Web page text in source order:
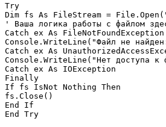
Try
Dim fs As FileStream =
' Ваша логика работы с файлом
Catch ex As FileNotFoundException
Console.WriteLine("Файл не
Catch ex As
Console.WriteLine("Нет доступа к
Catch ex As IOException
Finally
If fs IsNot Nothing Then
fs.Close()
End If